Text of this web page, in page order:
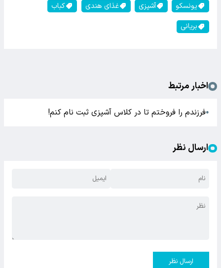
یونسکو آشپزی غذای هندی
کباب
بریانی
اخبار مرتبط
●فرزندم را فروختم تا در کلاس آشپزی ثبت نام کنم!
ارسال نظر
ارسال نظر